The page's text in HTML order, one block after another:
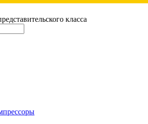
класса